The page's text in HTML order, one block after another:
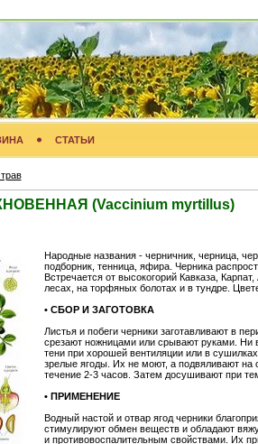
СТАТЬИ
(Vaccinium myrtillus)
Народные названия - черничник, черница,
подборник, тенница, яфира. Черника
Встречается от высокогорий Кавказа,
лесах, на торфяных болотах и в тундре.
• СБОР И ЗАГОТОВКА
Листья и побеги черники заготавливают в
срезают ножницами или срывают руками. Ни
тени при хорошей вентиляции или в
зрелые ягоды. Их не моют, а подвяливают на
течение 2-3 часов. Затем досушивают при
• ПРИМЕНЕНИЕ
Водный настой и отвар ягод черники
стимулируют обмен веществ и обладают
и противовоспалительным свойствами. Их